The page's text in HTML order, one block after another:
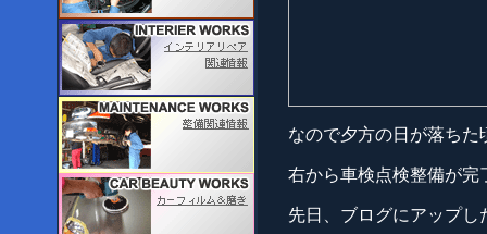
なので夕方の日が落ち
右から車検点検整備が
先日、ブログにアップ